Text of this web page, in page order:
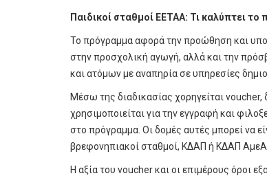
Παιδικοί σταθμοί ΕΕΤΑΑ: Τι καλύπτει το
Το πρόγραμμα αφορά την προώθηση και
στην προσχολική αγωγή, αλλά και την
και ατόμων με αναπηρία σε υπηρεσίες
Μέσω της διαδικασίας χορηγείται
χρησιμοποιείται για την εγγραφή και
στο πρόγραμμα. Οι δομές αυτές μπορεί να
βρεφονηπιακοί σταθμοί, ΚΔΑΠ ή ΚΔΑΠ ΑμεΑ.
Η αξία του voucher και οι επιμέρους όροι